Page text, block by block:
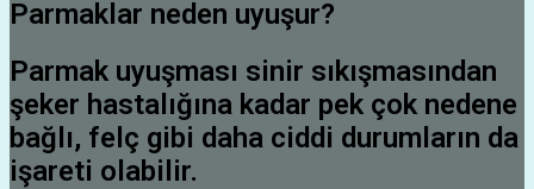
Parmaklar neden uyuşur?
Parmak uyuşması sinir sıkışmasından
şeker hastalığına kadar pek çok nedene
bağlı, felç gibi daha ciddi durumların da
işareti olabilir.